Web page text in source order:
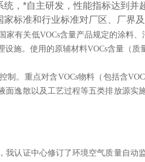
，*自主研发，性能指标达到并
标准和行业标准对厂区、厂界
家有关低VOCs含量产品规定的涂料
设施。使用的原辅材料VOCs含量（
。重点对含VOCs物料（包括含
面逸散以及工艺过程等五类排放源
我认证中心修订了环境空气质量自